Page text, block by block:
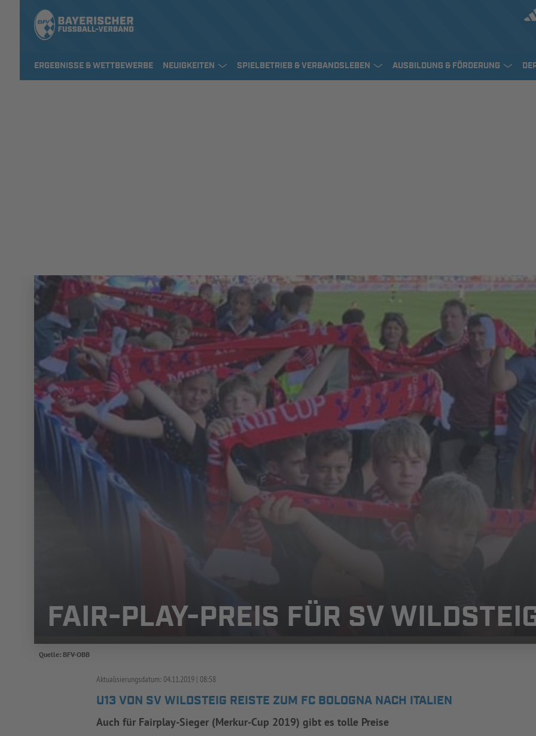
ERGEBNISSE & WETTBEWERBE NEUIGKEITEN SPIELBETRIEB & VERBANDSLEBEN AUSBILDUNG & FÖRDERUNG
Quelle: BFV-OBB
FAIR-PLAY-PREIS FÜR SV
Aktualisierungsdatum: 04.11.2019 08:58
U13 VON SV WILDSTEIG REISTE ZUM FC BOLOGNA NACH ITALIEN
Auch für Fairplay-Sieger (Merkur-Cup 2019) gibt es tolle Preise